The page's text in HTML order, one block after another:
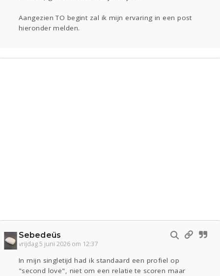
Aangezien TO begint zal ik mijn ervaring in een post
hieronder melden.
Sebedeüs
vrijdag 5 juni 2026 om 12:37
In mijn singletijd had ik standaard een profiel op
"second love", niet om een relatie te scoren maar